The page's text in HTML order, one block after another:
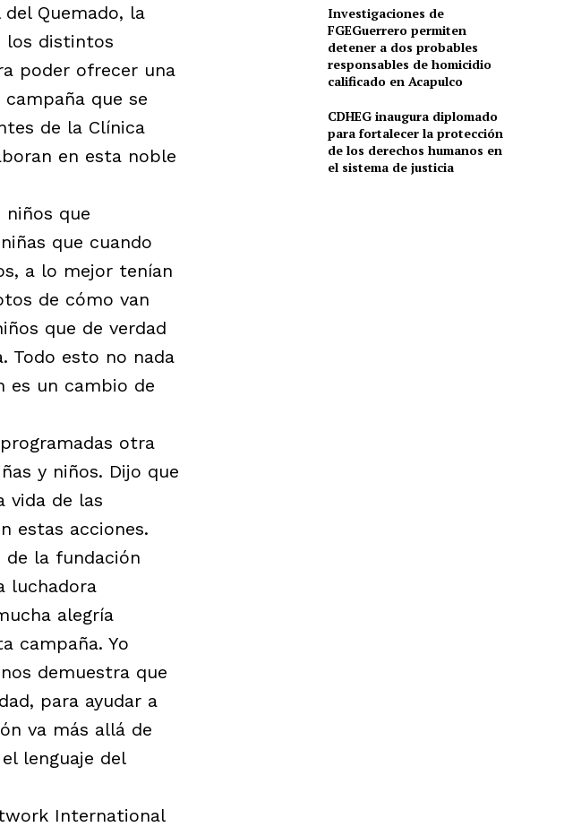
Quemado, la
los distintos
poder ofrecer una
que se
de la Clínica
en esta noble
niños que
que cuando
a lo mejor tenían
de cómo van
que de verdad
Todo esto no nada
es un cambio de
otra
y niños. Dijo que
vida de las
estas acciones.
de la fundación
luchadora
alegría
campaña. Yo
demuestra que
para ayudar a
va más allá de
lenguaje del
International
Investigaciones de
FGEGuerrero permiten
detener a dos probables
responsables de homicidio
calificado en Acapulco
CDHEG inaugura diplomado
para fortalecer la protección
de los derechos humanos en
el sistema de justicia